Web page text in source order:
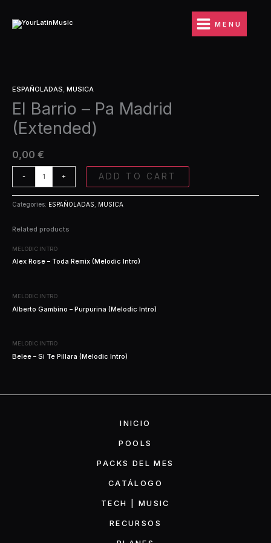
contenido
MENU
ESPAÑOLADAS, MUSICA
El Barrio – Pa Madrid
(Extended)
0,00 €
-
Barrio
-
Pa
Madrid
quantity
+ ADD TO CART
Categories: ESPAÑOLADAS MUSICA
Related products
MELODIC INTRO
Alex Rose – Toda Remix (Melodic Intro)
MELODIC INTRO
Alberto Gambino – Purpurina (Melodic Intro)
MELODIC INTRO
Belee – Si Te Pillara (Melodic Intro)
INICIO
POOLS
PACKS DEL MES
CATÁLOGO
TECH | MUSIC
RECURSOS
Madrid
(Extended)